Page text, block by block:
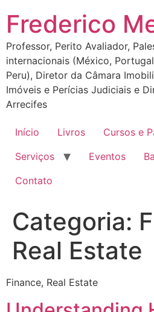
para
conteúdo
Frederico
Professor, Perito Avaliador,
internacionais (México,
Peru), Diretor da Câmara
Imóveis e Perícias Judiciais e
Arrecifes
Início Livros
Cursos e
Serviços
Eventos
Contato
Categoria:
Real Estate
Finance, Real Estate